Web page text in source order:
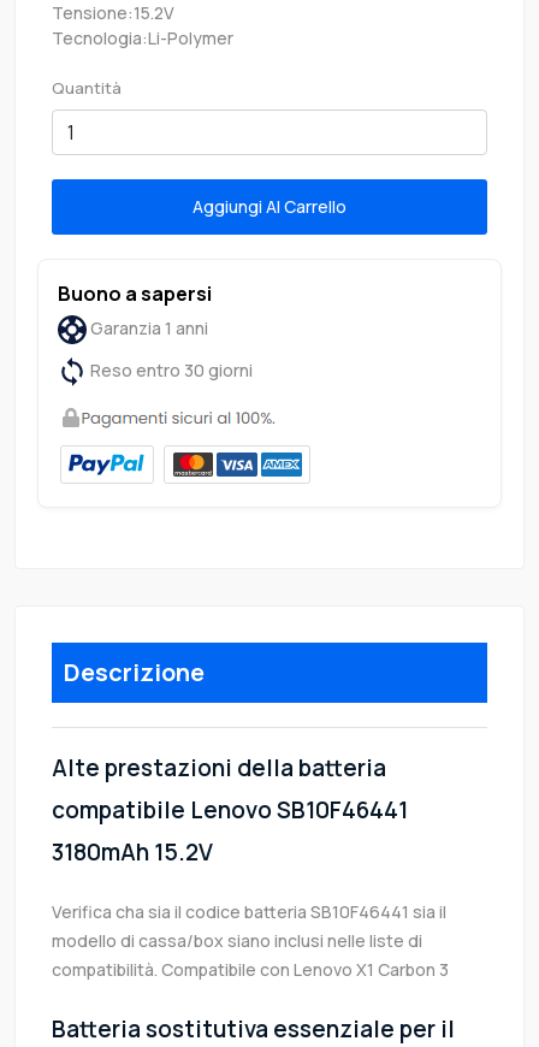
Tensione:15.2V
Tecnologia:Li-Polymer
Quantità
Aggiungi Al Carrello
Buono a sapersi
Garanzia 1 anni
Reso entro 30 giorni
Descrizione
Alte prestazioni della batteria
compatibile Lenovo SB10F46441
3180mAh 15.2V
Verifica cha sia il codice batteria SB10F46441 sia il
modello di cassa/box siano inclusi nelle liste di
compatibilità. Compatibile con Lenovo X1 Carbon 3
Batteria sostitutiva essenziale per il